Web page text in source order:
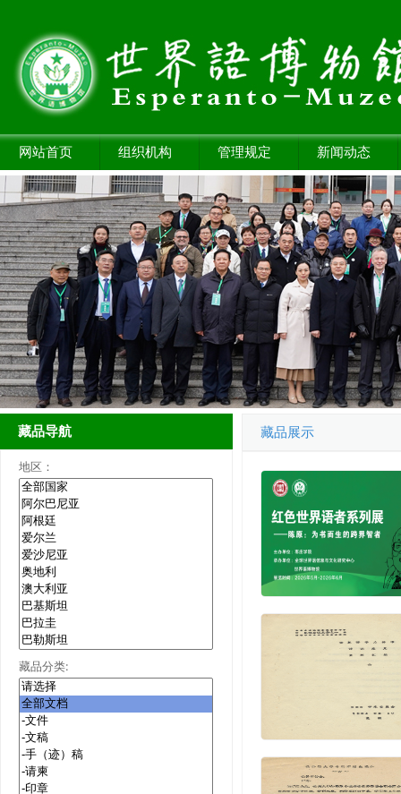
网站首页 组织机构 管理规定 新闻动态
藏品导航
地区：
藏品分类:
藏品展示